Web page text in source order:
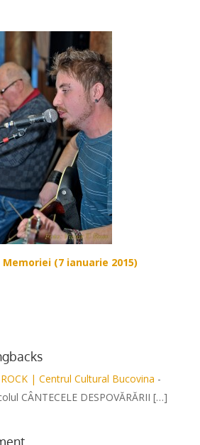
(7 ianuarie 2015)
| Centrul Cultural Bucovina -
CÂNTECELE DESPOVĂRĂRII […]